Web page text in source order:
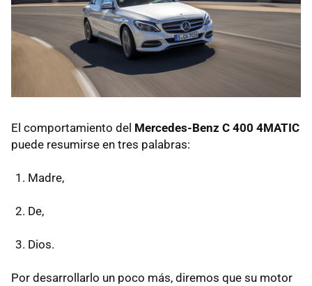
El comportamiento del Mercedes-Benz C 400 4MATIC
puede resumirse en tres palabras:
Madre,
De,
Dios.
Por desarrollarlo un poco más, diremos que su motor